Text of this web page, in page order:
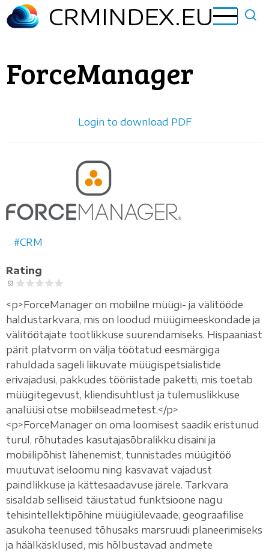
Liigu
edasi
CRMINDEX.EU
ForceManager
Login to download PDF
CRM
Rating
<p>ForceManager on mobiilne müügi- ja välitööde
haldustarkvara, mis on loodud müügimeeskondade ja
välitöötajate tootlikkuse suurendamiseks. Hispaaniast
pärit platvorm on välja töötatud eesmärgiga
rahuldada sageli liikuvate müügispetsialistide
erivajadusi, pakkudes tööriistade paketti, mis toetab
müügitegevust, kliendisuhtlust ja tulemuslikkuse
analüüsi otse mobiilseadmetest.</p>
<p>ForceManager on oma loomisest saadik eristunud
turul, rõhutades kasutajasõbralikku disaini ja
mobiilipõhist lähenemist, tunnistades müügitöö
muutuvat iseloomu ning kasvavat vajadust
paindlikkuse ja kättesaadavuse järele. Tarkvara
sisaldab selliseid täiustatud funktsioone nagu
tehisintellektipõhine müügiülevaade, geograafilise
asukoha teenused tõhusaks marsruudi planeerimiseks
ja häälkäsklused, mis hõlbustavad andmete